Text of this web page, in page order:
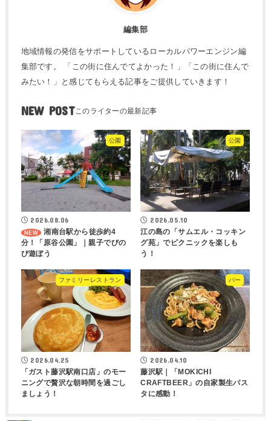
編集部
地域情報の発信をサポートしているローカルパワーエンジン編
集部です。 「この街に住んでてよかった！」「この街に住んで
みたい！」と感じてもらえる記事をご提供していきます！
NEW POST
公園
2026.08.06
湘南台駅から徒歩約4
分！「原谷公園」｜親子でびの
び遊ぼう
公園
2026.05.10
江の島の「サムエル・コッキン
グ苑」でピクニックを楽しも
う！
ファミリーレストラン
2026.04.25
「ガスト藤沢駅南口店」のモー
ニングで贅沢な朝時間を過ごし
ましょう！
バー
2026.04.10
藤沢駅｜「MOKICHI
CRAFTBEER」の自家製生パス
タに感動！